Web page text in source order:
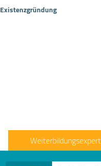
Existenzgründung